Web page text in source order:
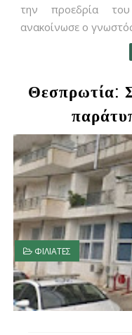
την προεδρία του
ανακοίνωσε ο
Θεσπρωτία:
ΦΙΛΙΑΤΕΣ